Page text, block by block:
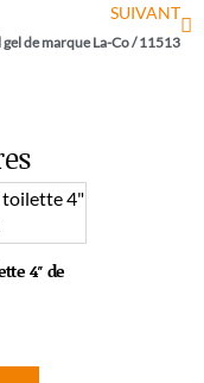
SUIVANT
gel de marque La-Co / 11513
4″ de